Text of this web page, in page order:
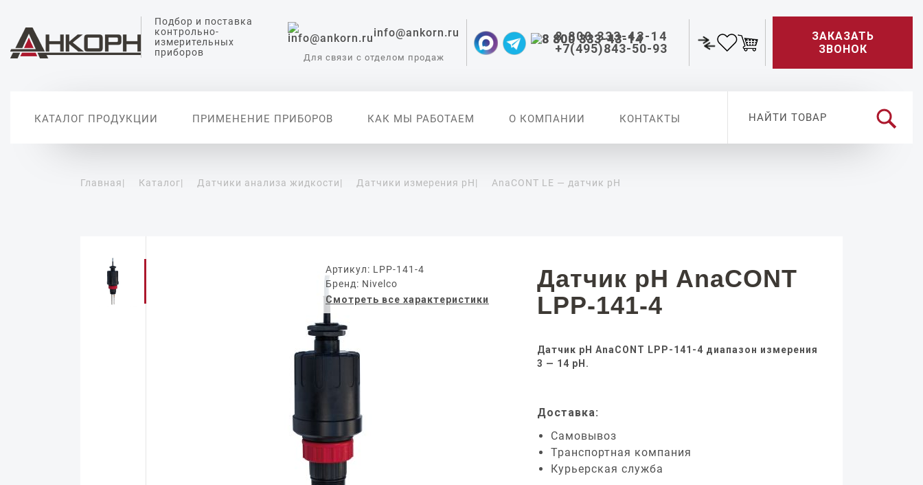
Подбор и поставка
контрольно-
измерительных
приборов
info@ankorn.ru
Для связи с отделом продаж
8 800 333-43-14
+7(495)843-50-93
ЗАКАЗАТЬ
ЗВОНОК
КАТАЛОГ ПРОДУКЦИИ ПРИМЕНЕНИЕ ПРИБОРОВ КАК МЫ РАБОТАЕМ О КОМПАНИИ КОНТАКТЫ
Главная| Каталог| Датчики анализа жидкости| Датчики измерения pH| AnaCONT LE — датчик pH
Артикул: LPP-141-4
Бренд: Nivelco
Смотреть все характеристики
Датчик pH AnaCONT
LPP-141-4
Датчик pH AnaCONT LPP-141-4 диапазон измерения
3 — 14 pH.
Доставка:
Самовывоз
Транспортная компания
Курьерская служба